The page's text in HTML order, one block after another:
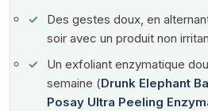
Des gestes doux, en
soir avec un produit non
Un exfoliant enzymatique
semaine (Drunk Elephant
Posay Ultra Peeling